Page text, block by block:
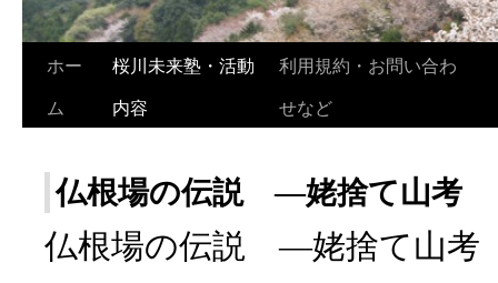
ホー
ム
桜川未来塾・活動
内容
利用規約・お問い合わ
せなど
仏根場の伝説 ―姥捨て山考
仏根場の伝説 ―姥捨て山